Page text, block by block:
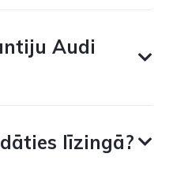
Audi
līzingā?